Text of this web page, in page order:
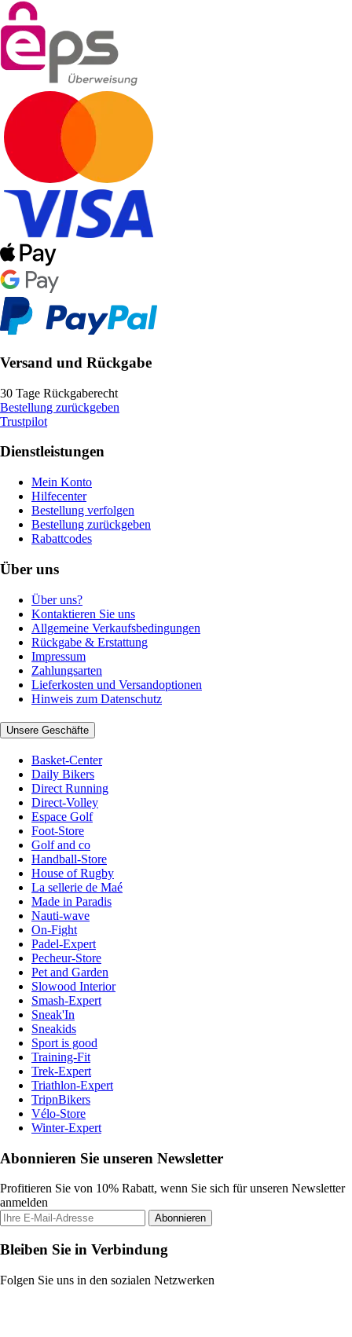
Versand und Rückgabe
30 Tage Rückgaberecht
Bestellung zurückgeben
Trustpilot
Dienstleistungen
Mein Konto
Hilfecenter
Bestellung verfolgen
Bestellung zurückgeben
Rabattcodes
Über uns
Über uns?
Kontaktieren Sie uns
Allgemeine Verkaufsbedingungen
Rückgabe & Erstattung
Impressum
Zahlungsarten
Lieferkosten und Versandoptionen
Hinweis zum Datenschutz
Unsere Geschäfte
Basket-Center
Daily Bikers
Direct Running
Direct-Volley
Espace Golf
Foot-Store
Golf and co
Handball-Store
House of Rugby
La sellerie de Maé
Made in Paradis
Nauti-wave
On-Fight
Padel-Expert
Pecheur-Store
Pet and Garden
Slowood Interior
Smash-Expert
Sneak'In
Sneakids
Sport is good
Training-Fit
Trek-Expert
Triathlon-Expert
TripnBikers
Vélo-Store
Winter-Expert
Abonnieren Sie unseren Newsletter
Profitieren Sie von 10% Rabatt, wenn Sie sich für unseren Newsletter
anmelden
Abonnieren
Bleiben Sie in Verbindung
Folgen Sie uns in den sozialen Netzwerken